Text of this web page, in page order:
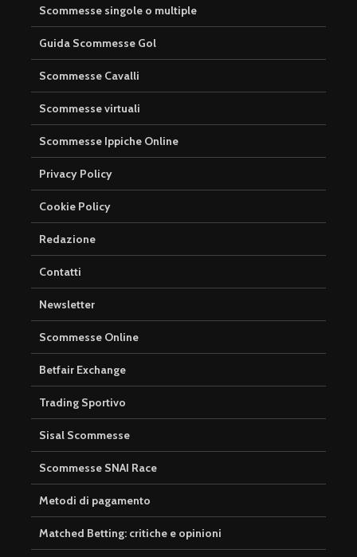
Scommesse singole o multiple
Guida Scommesse Gol
Scommesse Cavalli
Scommesse virtuali
Scommesse Ippiche Online
Privacy Policy
Cookie Policy
Redazione
Contatti
Newsletter
Scommesse Online
Betfair Exchange
Trading Sportivo
Sisal Scommesse
Scommesse SNAI Race
Metodi di pagamento
Matched Betting: critiche e opinioni